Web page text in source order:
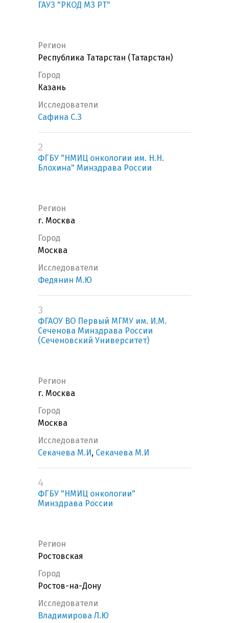
ГАУЗ "РКОД МЗ РТ"
Регион
Республика Татарстан (Татарстан)
Город
Казань
Исследователи
Сафина С.З
2
ФГБУ "НМИЦ онкологии им. Н.Н.
Блохина" Минздрава России
Регион
г. Москва
Город
Москва
Исследователи
Федянин М.Ю
3
ФГАОУ ВО Первый МГМУ им. И.М.
Сеченова Минздрава России
(Сеченовский Университет)
Регион
г. Москва
Город
Москва
Исследователи
Секачева М.И, Секачева М.И
4
ФГБУ "НМИЦ онкологии"
Минздрава России
Регион
Ростовская
Город
Ростов-на-Дону
Исследователи
Владимирова Л.Ю